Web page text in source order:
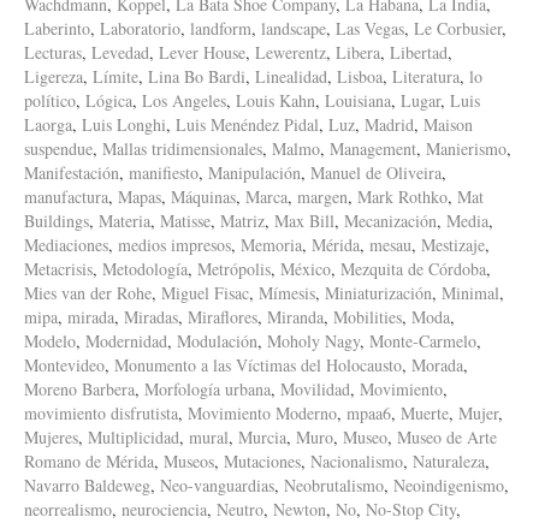
Laberinto, Laboratorio, landform, landscape, Las Vegas, Le Corbusier,
Lecturas, Levedad, Lever House, Lewerentz, Libera, Libertad,
Ligereza, Límite, Lina Bo Bardi, Linealidad, Lisboa, Literatura, lo
político, Lógica, Los Angeles, Louis Kahn, Louisiana, Lugar, Luis
Laorga, Luis Longhi, Luis Menéndez Pidal, Luz, Madrid, Maison
suspendue, Mallas tridimensionales, Malmo, Management, Manierismo,
Manifestación, manifiesto, Manipulación, Manuel de Oliveira,
manufactura, Mapas, Máquinas, Marca, margen, Mark Rothko, Mat
Buildings, Materia, Matisse, Matriz, Max Bill, Mecanización, Media,
Mediaciones, medios impresos, Memoria, Mérida, mesau, Mestizaje,
Metacrisis, Metodología, Metrópolis, México, Mezquita de Córdoba,
Mies van der Rohe, Miguel Fisac, Mímesis, Miniaturización, Minimal,
mipa, mirada, Miradas, Miraflores, Miranda, Mobilities, Moda,
Modelo, Modernidad, Modulación, Moholy Nagy, Monte-Carmelo,
Montevideo, Monumento a las Víctimas del Holocausto, Morada,
Moreno Barbera, Morfología urbana, Movilidad, Movimiento,
movimiento disfrutista, Movimiento Moderno, mpaa6, Muerte, Mujer,
Mujeres, Multiplicidad, mural, Murcia, Muro, Museo, Museo de Arte
Romano de Mérida, Museos, Mutaciones, Nacionalismo, Naturaleza,
Navarro Baldeweg, Neo-vanguardias, Neobrutalismo, Neoindigenismo,
neorrealismo, neurociencia, Neutro, Newton, No, No-Stop City,